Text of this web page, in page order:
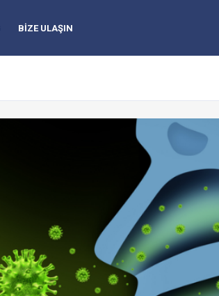
BİZE ULAŞIN